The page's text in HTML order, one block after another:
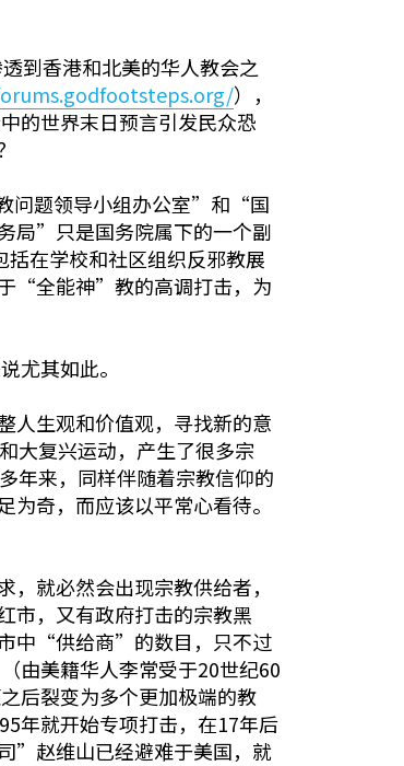
到香港和北美的华人教会之
），
的世界末日预言引发民众恐
问题领导小组办公室”和“国
局”只是国务院属下的一个副
在学校和社区组织反邪教展
“全能神”教的高调打击，为
尤其如此。
人生观和价值观，寻找新的意
大复兴运动，产生了很多宗
年来，同样伴随着宗教信仰的
奇，而应该以平常心看待。
就必然会出现宗教供给者，
市，又有政府打击的宗教黑
中“供给商”的数目，只不过
由美籍华人李常受于20世纪60
后裂变为多个更加极端的教
就开始专项打击，在17年后
”赵维山已经避难于美国，就